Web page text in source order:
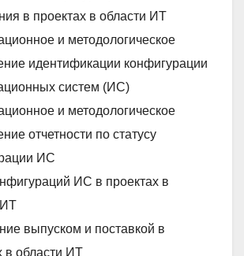
в проектах в области ИТ
и методологическое
идентификации конфигурации
систем (ИС)
и методологическое
отчетности по статусу
ИС
ИС в проектах в
ИТ
выпуском и поставкой в
в области ИТ